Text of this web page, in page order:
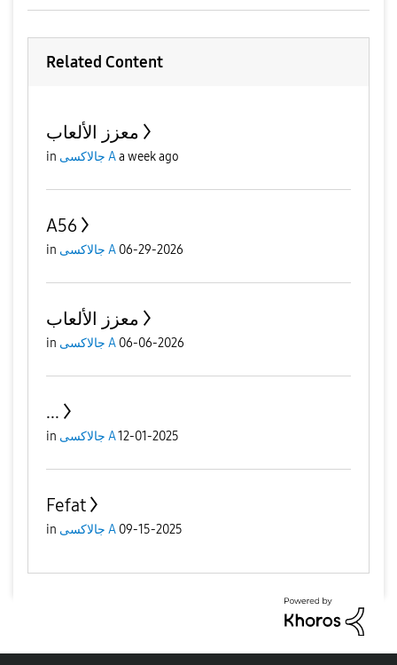
Related Content
معزز الألعاب
in جالاكسى Aa week ago
A56
in جالاكسى A 06-29-2026
معزز الألعاب
in جالاكسى A 06-06-2026
...
in جالاكسى A12-01-2025
Fefat
in جالاكسى A 09-15-2025